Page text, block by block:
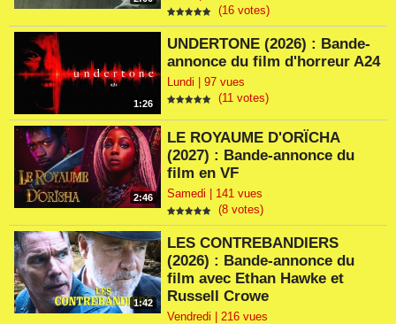
(16 votes)
1:26
UNDERTONE (2026) : Bande-
annonce du film d'horreur A24
Lundi | 97 vues
(11 votes)
2:46
LE ROYAUME D'ORÏCHA
(2027) : Bande-annonce du
film en VF
Samedi | 141 vues
(8 votes)
1:42
LES CONTREBANDIERS
(2026) : Bande-annonce du
film avec Ethan Hawke et
Russell Crowe
Vendredi | 216 vues